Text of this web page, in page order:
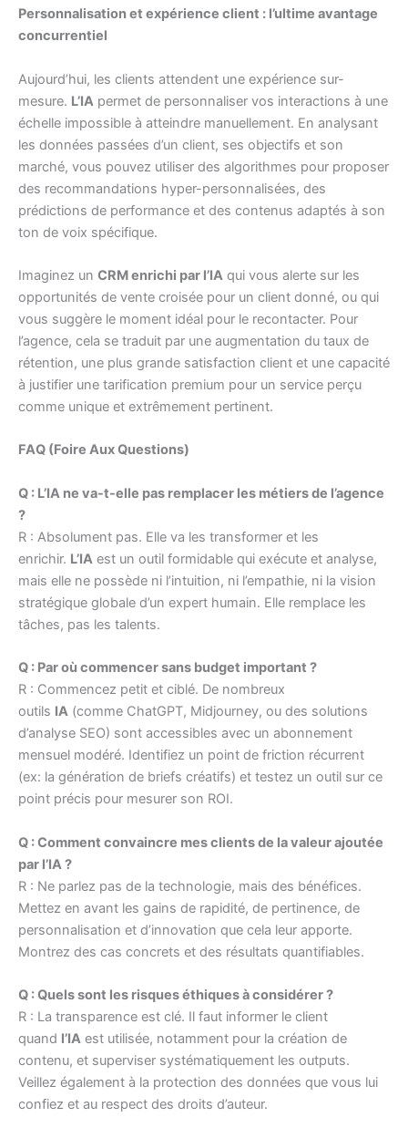
Personnalisation et expérience client : l’ultime avantage
concurrentiel
Aujourd’hui, les clients attendent une expérience sur-
mesure. L’IA permet de personnaliser vos interactions à une
échelle impossible à atteindre manuellement. En analysant
les données passées d’un client, ses objectifs et son
marché, vous pouvez utiliser des algorithmes pour proposer
des recommandations hyper-personnalisées, des
prédictions de performance et des contenus adaptés à son
ton de voix spécifique.
Imaginez un CRM enrichi par l’IA qui vous alerte sur les
opportunités de vente croisée pour un client donné, ou qui
vous suggère le moment idéal pour le recontacter. Pour
l’agence, cela se traduit par une augmentation du taux de
rétention, une plus grande satisfaction client et une capacité
à justifier une tarification premium pour un service perçu
comme unique et extrêmement pertinent.
FAQ (Foire Aux Questions)
Q : L’IA ne va-t-elle pas remplacer les métiers de l’agence
?
R : Absolument pas. Elle va les transformer et les
enrichir. L’IA est un outil formidable qui exécute et analyse,
mais elle ne possède ni l’intuition, ni l’empathie, ni la vision
stratégique globale d’un expert humain. Elle remplace les
tâches, pas les talents.
Q : Par où commencer sans budget important ?
R : Commencez petit et ciblé. De nombreux
outils IA (comme ChatGPT, Midjourney, ou des solutions
d’analyse SEO) sont accessibles avec un abonnement
mensuel modéré. Identifiez un point de friction récurrent
(ex: la génération de briefs créatifs) et testez un outil sur ce
point précis pour mesurer son ROI.
Q : Comment convaincre mes clients de la valeur ajoutée
par l’IA ?
R : Ne parlez pas de la technologie, mais des bénéfices.
Mettez en avant les gains de rapidité, de pertinence, de
personnalisation et d’innovation que cela leur apporte.
Montrez des cas concrets et des résultats quantifiables.
Q : Quels sont les risques éthiques à considérer ?
R : La transparence est clé. Il faut informer le client
quand l’IA est utilisée, notamment pour la création de
contenu, et superviser systématiquement les outputs.
Veillez également à la protection des données que vous lui
confiez et au respect des droits d’auteur.